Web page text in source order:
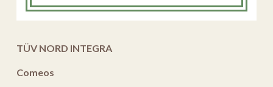
TÜV NORD INTEGRA
Comeos